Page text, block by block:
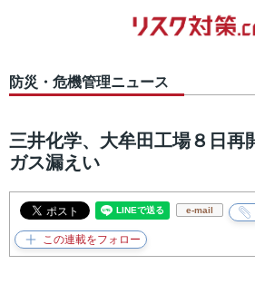
防災・危機管理ニュース
三井化学、大牟田工場８日再
ガス漏えい
e-mail